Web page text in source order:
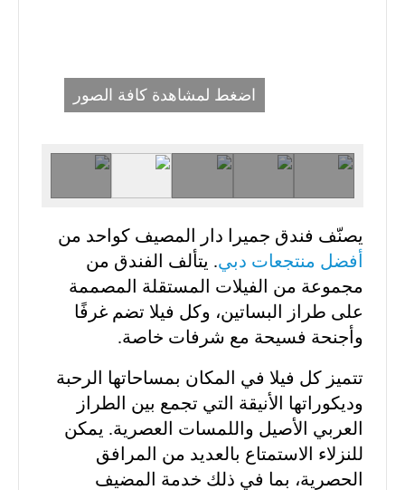
اضغط لمشاهدة كافة الصور
يصنّف فندق جميرا دار المصيف كواحد من
أفضل منتجعات دبي. يتألف الفندق من
مجموعة من الفيلات المستقلة المصممة
على طراز البساتين، وكل فيلا تضم غرفًا
وأجنحة فسيحة مع شرفات خاصة.
تتميز كل فيلا في المكان بمساحاتها الرحبة
وديكوراتها الأنيقة التي تجمع بين الطراز
العربي الأصيل واللمسات العصرية. يمكن
للنزلاء الاستمتاع بالعديد من المرافق
الحصرية، بما في ذلك خدمة المضيف